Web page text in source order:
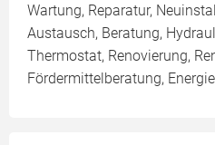
Wartung, Reparatur,
Austausch, Beratung,
Thermostat, Renovierung,
Fördermittelberatung,